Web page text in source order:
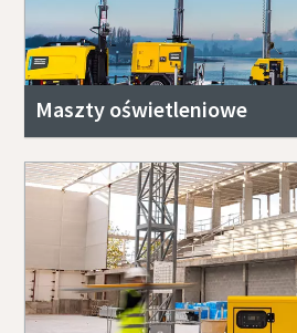
Maszty oświetleniowe